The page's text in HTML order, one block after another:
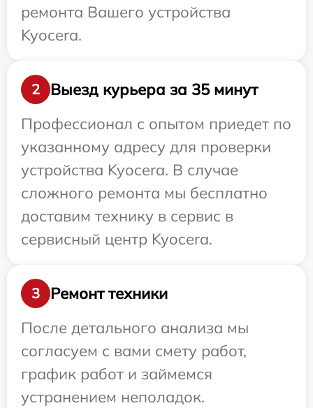
ремонта Вашего устройства
Kyocera.
2
Выезд курьера за 35 минут
Профессионал с опытом приедет по
указанному адресу для проверки
устройства Kyocera. В случае
сложного ремонта мы бесплатно
доставим технику в сервис в
сервисный центр Kyocera.
3
Ремонт техники
После детального анализа мы
согласуем с вами смету работ,
график работ и займемся
устранением неполадок.